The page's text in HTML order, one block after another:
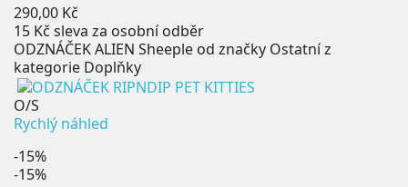
Cena
290,00 Kč
15 Kč sleva za osobní odběr
ODZNÁČEK ALIEN Sheeple od značky Ostatní z
kategorie Doplňky
O/S
Rychlý náhled
-15%
-15%